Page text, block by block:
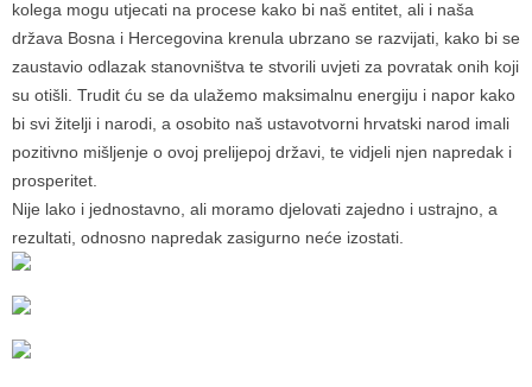
kolega mogu utjecati na procese kako bi naš entitet, ali i naša
država Bosna i Hercegovina krenula ubrzano se razvijati, kako bi se
zaustavio odlazak stanovništva te stvorili uvjeti za povratak onih koji
su otišli. Trudit ću se da ulažemo maksimalnu energiju i napor kako
bi svi žitelji i narodi, a osobito naš ustavotvorni hrvatski narod imali
pozitivno mišljenje o ovoj prelijepoj državi, te vidjeli njen napredak i
prosperitet.
Nije lako i jednostavno, ali moramo djelovati zajedno i ustrajno, a
rezultati, odnosno napredak zasigurno neće izostati.